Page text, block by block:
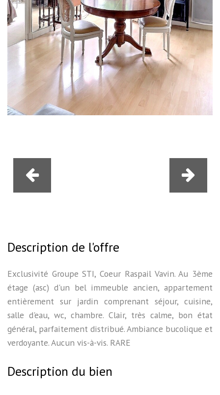
Description de l'offre
Exclusivité Groupe STI, Coeur Raspail Vavin. Au 3ème
étage (asc) d'un bel immeuble ancien, appartement
entièrement sur jardin comprenant séjour, cuisine,
salle d'eau, wc, chambre. Clair, très calme, bon état
général, parfaitement distribué. Ambiance bucolique et
verdoyante. Aucun vis-à-vis. RARE
Description du bien